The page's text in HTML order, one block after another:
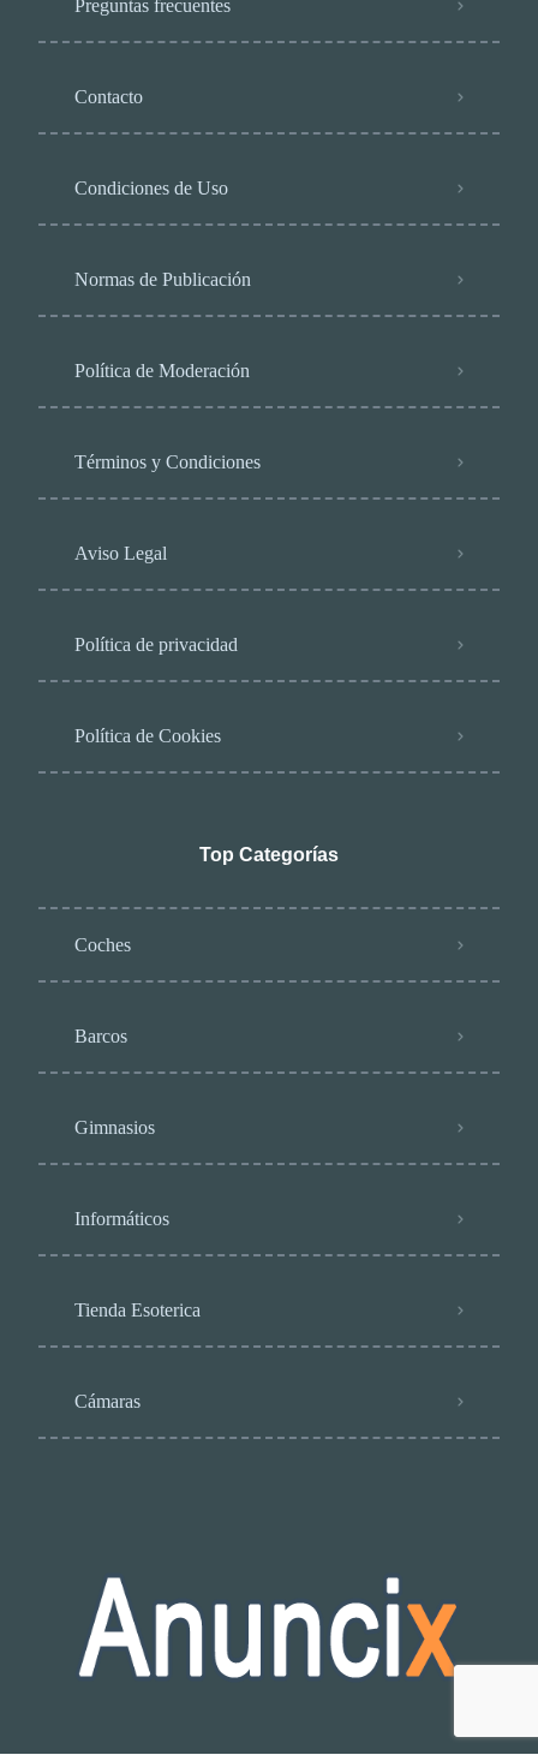
Preguntas frecuentes
Contacto
Condiciones de Uso
Normas de Publicación
Política de Moderación
Términos y Condiciones
Aviso Legal
Política de privacidad
Política de Cookies
Top Categorías
Coches
Barcos
Gimnasios
Informáticos
Tienda Esoterica
Cámaras